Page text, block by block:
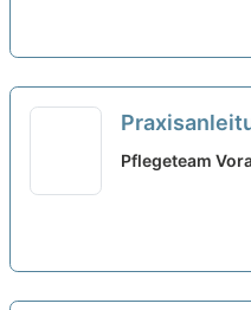
ambulante
Pflegeteam